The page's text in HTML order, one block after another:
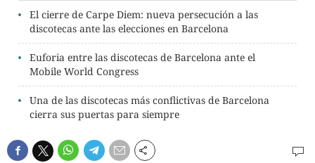
El cierre de Carpe Diem: nueva persecución a las
discotecas ante las elecciones en Barcelona
Euforia entre las discotecas de Barcelona ante el
Mobile World Congress
Una de las discotecas más conflictivas de Barcelona
cierra sus puertas para siempre